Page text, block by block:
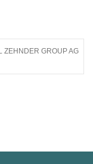
ZEHNDER GROUP AG